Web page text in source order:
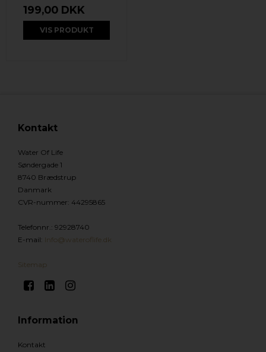
199,00 DKK
VIS PRODUKT
Kontakt
Water Of Life
Søndergade 1
8740 Brædstrup
Danmark
CVR-nummer: 44295865
Telefonnr.: 92928740
E-mail: Info@wateroflife.dk
Sitemap
Information
Kontakt